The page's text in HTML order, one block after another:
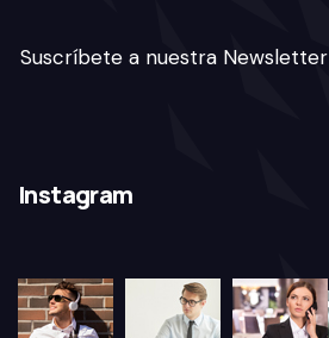
Suscríbete a nuestra Newsletter
Instagram